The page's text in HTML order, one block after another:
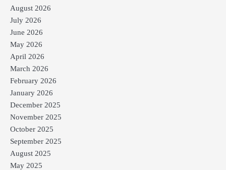
August 2026
July 2026
June 2026
May 2026
April 2026
March 2026
February 2026
January 2026
December 2025
November 2025
October 2025
September 2025
August 2025
May 2025